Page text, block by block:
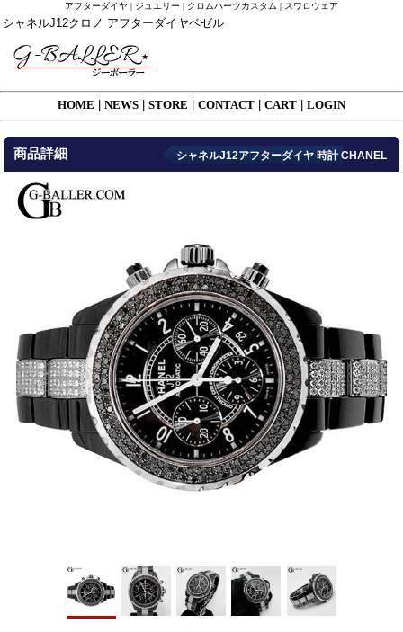
アフターダイヤ | ジュエリー | クロムハーツカスタム | スワロウェア
シャネルJ12クロノ アフターダイヤベゼル
HOME NEWS STORE CONTACT CART LOGIN
商品詳細 シャネルJ12アフターダイヤ 時計 CHANEL